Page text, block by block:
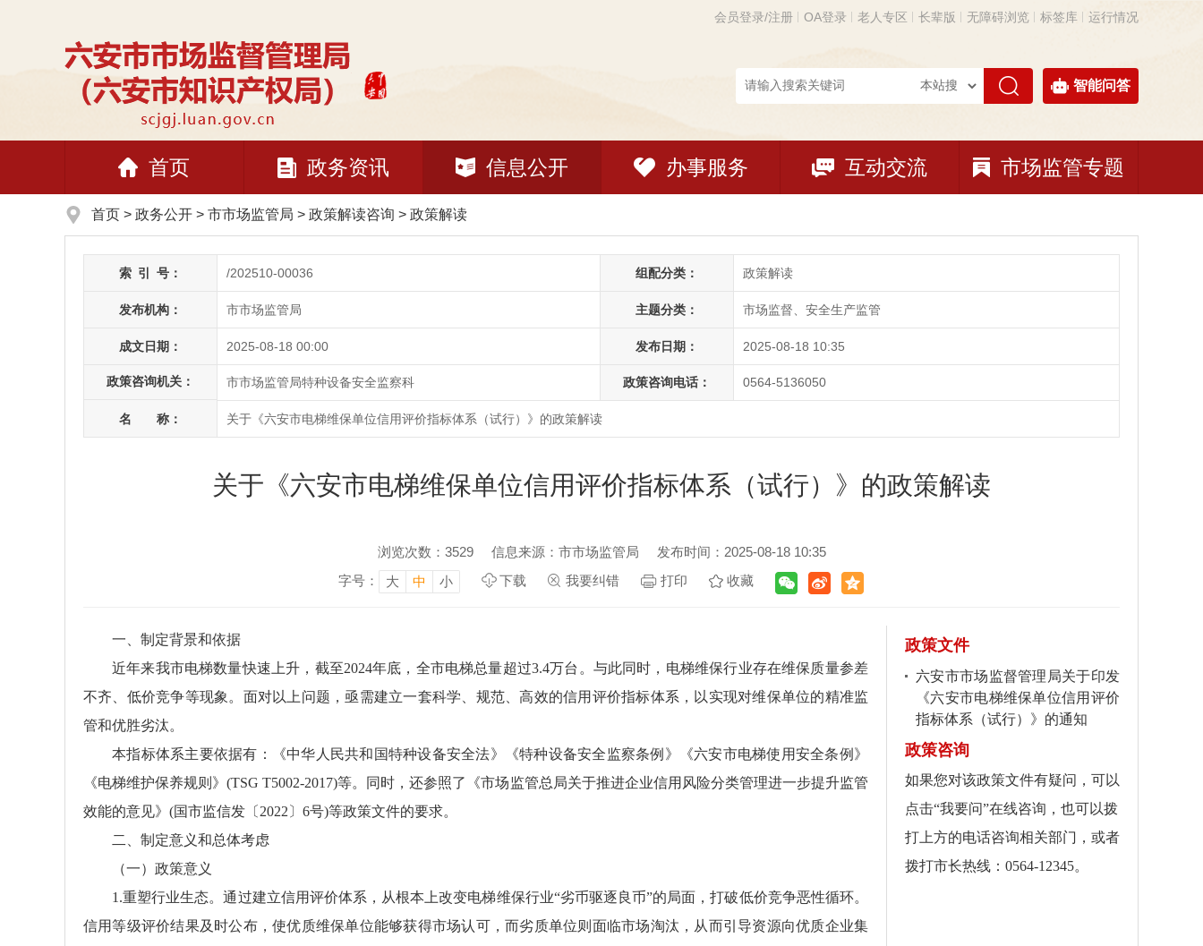
会员登录/注册 OA登录 老人专区 长辈版 无障碍浏览 标签库 运行情况
智能问答
首页 政务资讯 信息公开 办事服务 互动交流 市场监管专题
首页 > 政务公开 > 市市场监管局 > 政策解读咨询 > 政策解读
索 引 号： /202510-00036 组配分类： 政策解读
发布机构： 市市场监管局 主题分类： 市场监督、安全生产监管
成文日期： 2025-08-18 00:00 发布日期： 2025-08-18 10:35
政策咨询机关： 市市场监管局特种设备安全监察科 政策咨询电话： 0564-5136050
名 称： 关于《六安市电梯维保单位信用评价指标体系（试行）》的政策解读
关于《六安市电梯维保单位信用评价指标体系（试行）》的政策解读
浏览次数： 3529 信息来源：市市场监管局
发布时间：2025-08-18 10:35
字号：
大 中 小 下载 我要纠错 打印 收藏
一、制定背景和依据
近年来我市电梯数量快速上升，截至2024年底，全市电梯总量超过3.4万台。与此同时，电梯维保行业存在维保质量参差
不齐、低价竞争等现象。面对以上问题，亟需建立一套科学、规范、高效的信用评价指标体系，以实现对维保单位的精准监
管和优胜劣汰。
本指标体系主要依据有：《中华人民共和国特种设备安全法》《特种设备安全监察条例》《六安市电梯使用安全条例》
《电梯维护保养规则》(TSG T5002-2017)等。同时，还参照了《市场监管总局关于推进企业信用风险分类管理进一步提升监管
效能的意见》(国市监信发〔2022〕6号)等政策文件的要求。
二、制定意义和总体考虑
（一）政策意义
1.重塑行业生态。通过建立信用评价体系，从根本上改变电梯维保行业“劣币驱逐良币”的局面，打破低价竞争恶性循环。
信用等级评价结果及时公布，使优质维保单位能够获得市场认可，而劣质单位则面临市场淘汰，从而引导资源向优质企业集
政策文件
六安市市场监督管理局关于印发
《六安市电梯维保单位信用评价
指标体系（试行）》的通知
政策咨询
如果您对该政策文件有疑问，可以
点击“我要问”在线咨询，也可以拨
打上方的电话咨询相关部门，或者
拨打市长热线：0564-12345。